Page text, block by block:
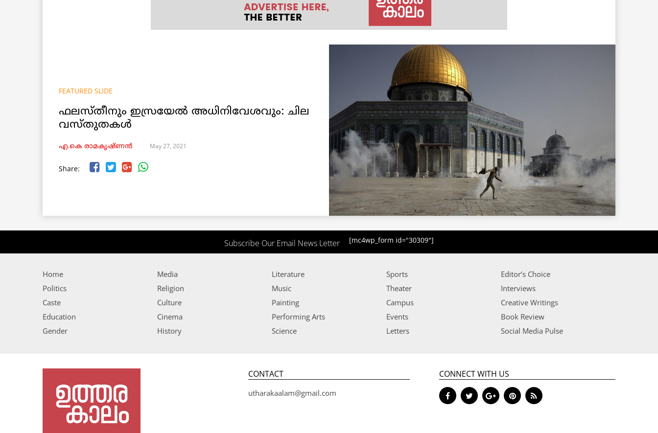
FEATURED SLIDE
ഫലസ്തീനും ഇസ്രയേൽ അധിനിവേശവും: ചില
വസ്തുതകൾ
എ.കെ രാമകൃഷ്ണൻ May 27, 2021
Share:
Subscribe Our Email News Letter [mc4wp_form id="30309"]
Home
Politics
Caste
Education
Gender
Media
Religion
Culture
Cinema
History
Literature
Music
Painting
Performing Arts
Science
Sports
Theater
Campus
Events
Letters
Editor’s Choice
Interviews
Creative Writings
Book Review
Social Media Pulse
CONTACT
utharakaalam@gmail.com
CONNECT WITH US